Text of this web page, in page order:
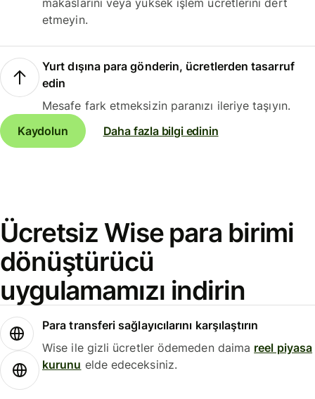
makaslarını veya yüksek işlem ücretlerini dert
etmeyin.
Yurt dışına para gönderin, ücretlerden tasarruf
edin
Mesafe fark etmeksizin paranızı ileriye taşıyın.
Kaydolun
Daha fazla bilgi edinin
Ücretsiz Wise para birimi
dönüştürücü
uygulamamızı indirin
Para transferi sağlayıcılarını karşılaştırın
Wise ile gizli ücretler ödemeden daima reel piyasa
kurunu elde edeceksiniz.